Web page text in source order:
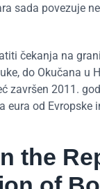
sada povezuje
čekanja na
do Okučana u
završen 2011.
od Evropske
the